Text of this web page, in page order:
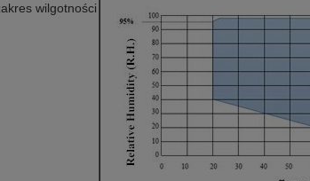
wilgotności